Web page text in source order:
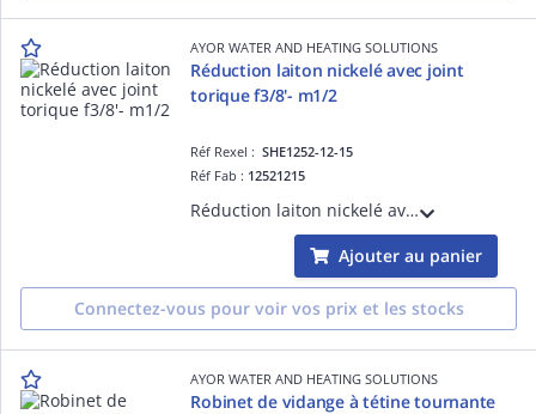
AYOR WATER AND HEATING SOLUTIONS
Réduction laiton nickelé avec joint
torique f3/8'- m1/2
Réf Rexel :SHE1252-12-15
Réf Fab : 12521215
Réduction laiton nickelé avec joint torique - femelle 3/8'- mâle 1/2
Ajouter au panier
Connectez-vous pour voir vos prix et les stocks
AYOR WATER AND HEATING SOLUTIONS
Robinet de vidange à tétine tournante